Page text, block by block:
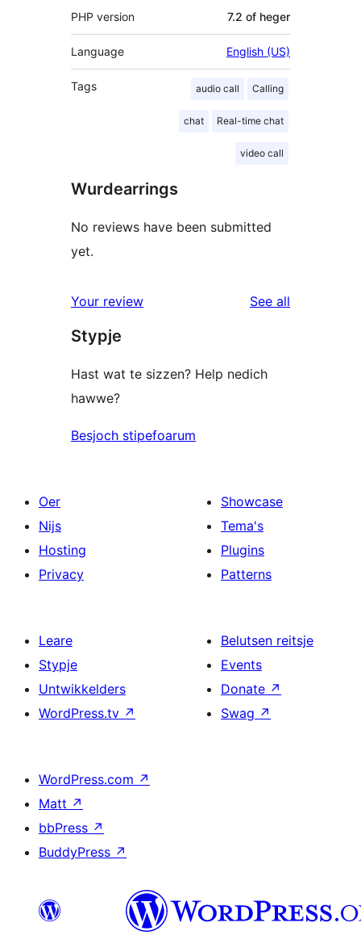
PHP version 7.2 of heger
Language English (US)
Tags audio call Calling
chat Real-time chat
video call
Wurdearrings
No reviews have been submitted
yet.
Your review See all
Stypje
Hast wat te sizzen? Help nedich
hawwe?
Besjoch stipefoarum
Oer
Nijs
Hosting
Privacy
Showcase
Tema's
Plugins
Patterns
Leare
Stypje
Untwikkelders
WordPress.tv ↗
Belutsen reitsje
Events
Donate ↗
Swag ↗
WordPress.com ↗
Matt ↗
bbPress ↗
BuddyPress ↗